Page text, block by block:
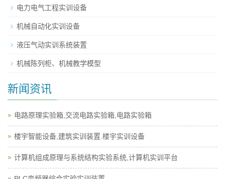
电力电气工程实训设备
机械自动化实训设备
液压气动实训系统装置
机械陈列柜、机械教学模型
新闻资讯
电路原理实验箱,交流电路实验箱,电路实验箱
楼宇智能设备,建筑实训装置.楼宇实训设备
计算机组成原理与系统结构实验系统,计算机实训平台